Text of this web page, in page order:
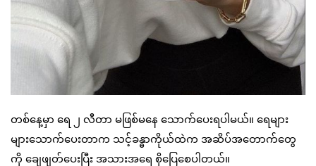
တစ်နေ့မှာ ရေ ၂ လီတာ မဖြစ်မနေ သောက်ပေးရပါမယ်။ ရေများ
များသောက်ပေးတာက သင့်ခန္ဓာကိုယ်ထဲက အဆိပ်အတောက်တွေ
ကို ချေဖျတ်ပေးပြီး အသားအရေ စိုပြေစေပါတယ်။